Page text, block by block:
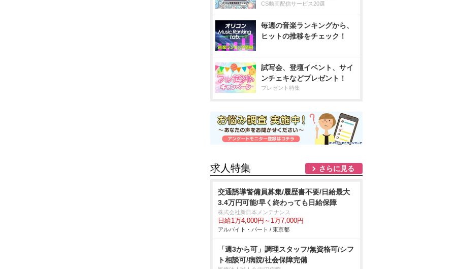
CS動画配信サービス20選
毎週の音楽ランキングから、
ヒットの推移をチェック！
試写会、登壇イベント、サイ
ンチェキなどプレゼント！
プレゼント特集
求人特集 さらに見る
交通誘導警備員募集/履歴書不要/日給最大
3.4万円可能/早く終わっても日給保障
株式会社新日本メンテナンス
日給1万4,000円～1万7,000円
アルバイト・パート / 東京都
「週3から可」調理スタッフ/無資格可/シフ
ト相談可/病院/社会保障完備